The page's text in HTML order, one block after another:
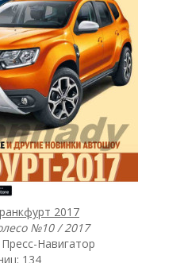
2017
№10 / 2017
Навигатор
134